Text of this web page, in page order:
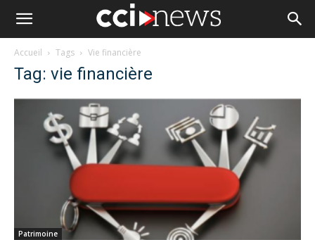
Accueil Tags Vie financière
Tag: vie financière
Patrimoine